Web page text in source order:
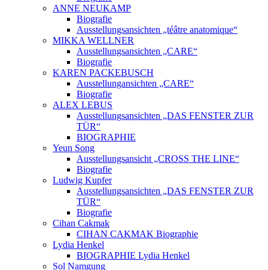
ANNE NEUKAMP
Biografie
Ausstellungsansichten „téâtre anatomique“
MIKKA WELLNER
Ausstellungsansichten „CARE“
Biografie
KAREN PACKEBUSCH
Ausstellungansichten „CARE“
Biografie
ALEX LEBUS
Ausstellungsansichten „DAS FENSTER ZUR
TÜR“
BIOGRAPHIE
Yeun Song
Ausstellungsansicht „CROSS THE LINE“
Biografie
Ludwig Kupfer
Ausstellungsansichten „DAS FENSTER ZUR
TÜR“
Biografie
Cihan Cakmak
CIHAN CAKMAK Biographie
Lydia Henkel
BIOGRAPHIE Lydia Henkel
Sol Namgung